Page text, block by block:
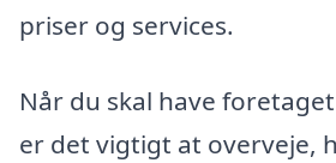
priser og services.
Når du skal have
er det vigtigt at overveje,